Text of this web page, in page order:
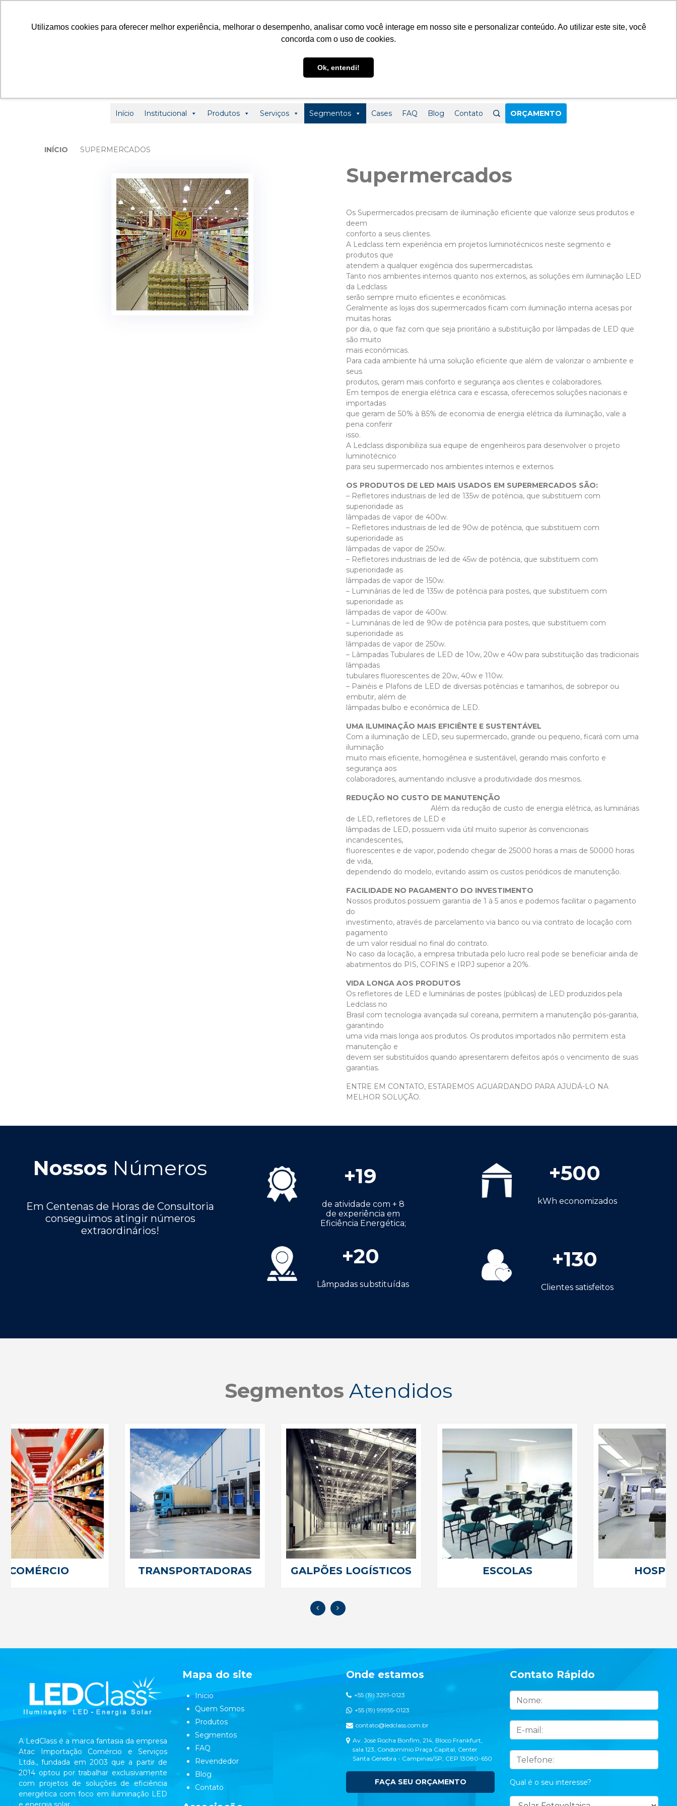
Utilizamos cookies para oferecer melhor experiência, melhorar o desempenho, analisar como você interage em nosso site e personalizar conteúdo. Ao utilizar este site, você
concorda com o uso de cookies.
Ok, entendi!
Início Institucional Produtos Serviços Segmentos Cases FAQ Blog Contato ORÇAMENTO
INÍCIO SUPERMERCADOS
Supermercados
Os Supermercados precisam de iluminação eficiente que valorize seus produtos e
deem
conforto a seus clientes.
A Ledclass tem experiência em projetos luminotécnicos neste segmento e
produtos que
atendem a qualquer exigência dos supermercadistas.
Tanto nos ambientes internos quanto nos externos, as soluções em iluminação LED
da Ledclass
serão sempre muito eficientes e econômicas.
Geralmente as lojas dos supermercados ficam com iluminação interna acesas por
muitas horas
por dia, o que faz com que seja prioritário a substituição por lâmpadas de LED que
são muito
mais econômicas.
Para cada ambiente há uma solução eficiente que além de valorizar o ambiente e
seus
produtos, geram mais conforto e segurança aos clientes e colaboradores.
Em tempos de energia elétrica cara e escassa, oferecemos soluções nacionais e
importadas
que geram de 50% à 85% de economia de energia elétrica da iluminação, vale a
pena conferir
isso.
A Ledclass disponibiliza sua equipe de engenheiros para desenvolver o projeto
luminotécnico
para seu supermercado nos ambientes internos e externos.
OS PRODUTOS DE LED MAIS USADOS EM SUPERMERCADOS SÃO:
– Refletores industriais de led de 135w de potência, que substituem com
superioridade as
lâmpadas de vapor de 400w.
– Refletores industriais de led de 90w de potência, que substituem com
superioridade as
lâmpadas de vapor de 250w.
– Refletores industriais de led de 45w de potência, que substituem com
superioridade as
lâmpadas de vapor de 150w.
– Luminárias de led de 135w de potência para postes, que substituem com
superioridade as
lâmpadas de vapor de 400w.
– Luminárias de led de 90w de potência para postes, que substituem com
superioridade as
lâmpadas de vapor de 250w.
– Lâmpadas Tubulares de LED de 10w, 20w e 40w para substituição das tradicionais
lâmpadas
tubulares fluorescentes de 20w, 40w e 110w.
– Painéis e Plafons de LED de diversas potências e tamanhos, de sobrepor ou
embutir, além de
lâmpadas bulbo e econômica de LED.
UMA ILUMINAÇÃO MAIS EFICIÊNTE E SUSTENTÁVEL
Com a iluminação de LED, seu supermercado, grande ou pequeno, ficará com uma
iluminação
muito mais eficiente, homogênea e sustentável, gerando mais conforto e
segurança aos
colaboradores, aumentando inclusive a produtividade dos mesmos.
REDUÇÃO NO CUSTO DE MANUTENÇÃO
Além da redução de custo de energia elétrica, as luminárias
de LED, refletores de LED e
lâmpadas de LED, possuem vida útil muito superior às convencionais
incandescentes,
fluorescentes e de vapor, podendo chegar de 25000 horas a mais de 50000 horas
de vida,
dependendo do modelo, evitando assim os custos periódicos de manutenção.
FACILIDADE NO PAGAMENTO DO INVESTIMENTO
Nossos produtos possuem garantia de 1 à 5 anos e podemos facilitar o pagamento
do
investimento, através de parcelamento via banco ou via contrato de locação com
pagamento
de um valor residual no final do contrato.
No caso da locação, a empresa tributada pelo lucro real pode se beneficiar ainda de
abatimentos do PIS, COFINS e IRPJ superior a 20%.
VIDA LONGA AOS PRODUTOS
Os refletores de LED e luminárias de postes (públicas) de LED produzidos pela
Ledclass no
Brasil com tecnologia avançada sul coreana, permitem a manutenção pós-garantia,
garantindo
uma vida mais longa aos produtos. Os produtos importados não permitem esta
manutenção e
devem ser substituídos quando apresentarem defeitos após o vencimento de suas
garantias.
ENTRE EM CONTATO, ESTAREMOS AGUARDANDO PARA AJUDÁ-LO NA
MELHOR SOLUÇÃO.
Nossos Números
Em Centenas de Horas de Consultoria
conseguimos atingir números
extraordinários!
+19
de atividade com + 8
de experiência em
Eficiência Energética;
+20
Lâmpadas substituídas
+500
kWh economizados
+130
Clientes satisfeitos
Segmentos Atendidos
COMÉRCIO TRANSPORTADORAS GALPÕES LOGÍSTICOS ESCOLAS
A LedClass é a marca fantasia da empresa
Atac Importação Comércio e Serviços
Ltda., fundada em 2003 que a partir de
2014 optou por trabalhar exclusivamente
com projetos de soluções de eficiência
energética com foco em iluminação LED
Mapa do site
Inicio
Quem Somos
Produtos
Segmentos
FAQ
Revendedor
Blog
Contato
Onde estamos
+55 (19) 3291-0123
+55 (19) 99955-0123
contato@ledclass.com.br
Av. José Rocha Bonfim, 214, Bloco Frankfurt,
sala 123, Condomínio Praça Capital, Center
Santa Genebra - Campinas/SP, CEP 13080-650
FAÇA SEU ORÇAMENTO
Contato Rápido
Qual é o seu interesse?